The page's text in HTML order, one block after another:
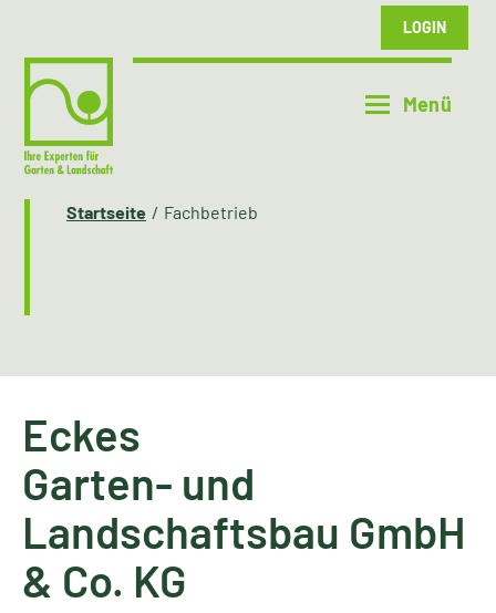
LOGIN
Startseite Fachbetrieb
Eckes
Garten- und
Landschaftsbau GmbH
& Co. KG